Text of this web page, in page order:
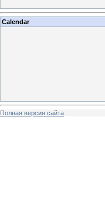
Calendar
Полная версия сайта